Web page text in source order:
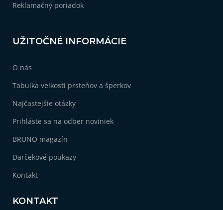
Reklamačný poriadok
UŽITOČNÉ INFORMÁCIE
O nás
Tabuľka veľkostí prsteňov a šperkov
Najčastejšie otázky
Prihláste sa na odber noviniek
BRUNO magazín
Darčekové poukazy
Kontakt
KONTAKT